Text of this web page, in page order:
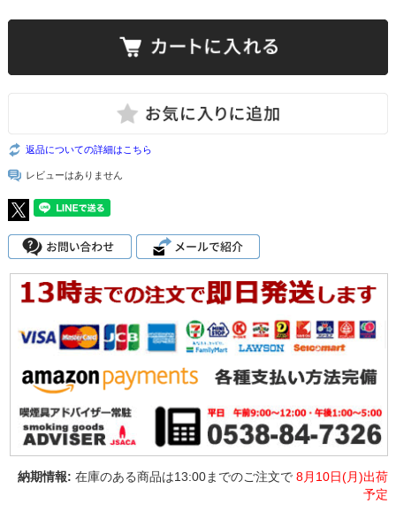
返品についての詳細はこちら
レビューはありません
在庫のある商品は13:00までのご注文で8月10日(月)出荷
予定